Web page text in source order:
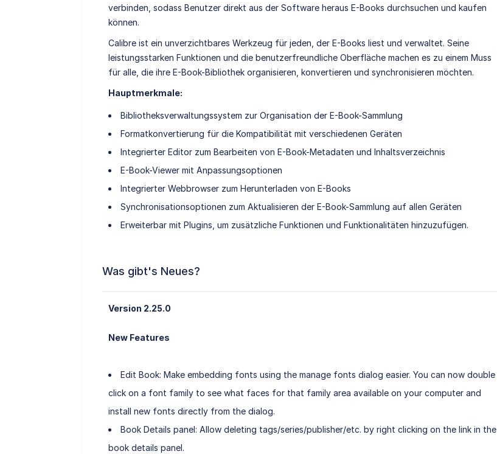
verbinden, sodass Benutzer direkt aus der Software heraus E-Books durchsuchen und kaufen
können.
Calibre ist ein unverzichtbares Werkzeug für jeden, der E-Books liest und verwaltet. Seine
leistungsstarken Funktionen und die benutzerfreundliche Oberfläche machen es zu einem Muss
für alle, die ihre E-Book-Bibliothek organisieren, konvertieren und synchronisieren möchten.
Hauptmerkmale:
Bibliotheksverwaltungssystem zur Organisation der E-Book-Sammlung
Formatkonvertierung für die Kompatibilität mit verschiedenen Geräten
Integrierter Editor zum Bearbeiten von E-Book-Metadaten und Inhaltsverzeichnis
E-Book-Viewer mit Anpassungsoptionen
Integrierter Webbrowser zum Herunterladen von E-Books
Synchronisationsoptionen zum Aktualisieren der E-Book-Sammlung auf allen Geräten
Erweiterbar mit Plugins, um zusätzliche Funktionen und Funktionalitäten hinzuzufügen.
Was gibt's Neues?
Version 2.25.0
New Features
Edit Book: Make embedding fonts using the manage fonts dialog easier. You can now double
click on a font family to see what faces for that family area available on your computer and
install new fonts directly from the dialog.
Book Details panel: Allow deleting tags/series/publisher/etc. by right clicking on the link in the
book details panel.